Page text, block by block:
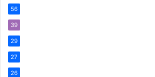
56
39
29
27
26